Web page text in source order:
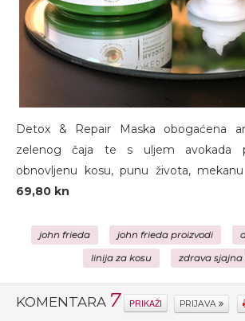
Detox & Repair Maska obogaćena
zelenog čaja te s uljem avokada
obnovljenu kosu, punu života,
69,80 kn
john frieda john frieda proizvodi
linija za kosu zdrava sjajna
KOMENTARA 7 PRIKAŽI PRIJAVA